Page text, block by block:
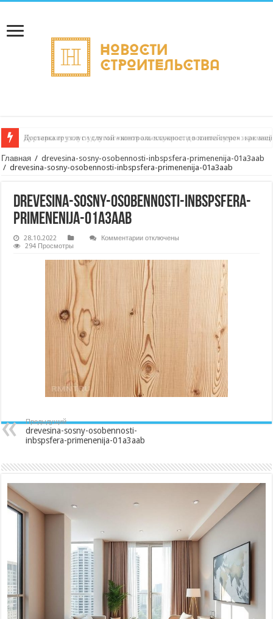
Курьерские услуги для магазинов аксессуаров: доставка сумок и
Главная / drevesina-sosny-osobennosti-inbspsfera-primenenija-01a3aab
/ drevesina-sosny-osobennosti-inbspsfera-primenenija-01a3aab
drevesina-sosny-osobennosti-inbspsfera-
primenenija-01a3aab
28.10.2022 Комментариик
sosny-
osobennosti-
inbspsfera-
primenenija-
01a3aab
отключены
294 Просмотры
Предыдущий
drevesina-sosny-osobennosti-
inbspsfera-primenenija-01a3aab